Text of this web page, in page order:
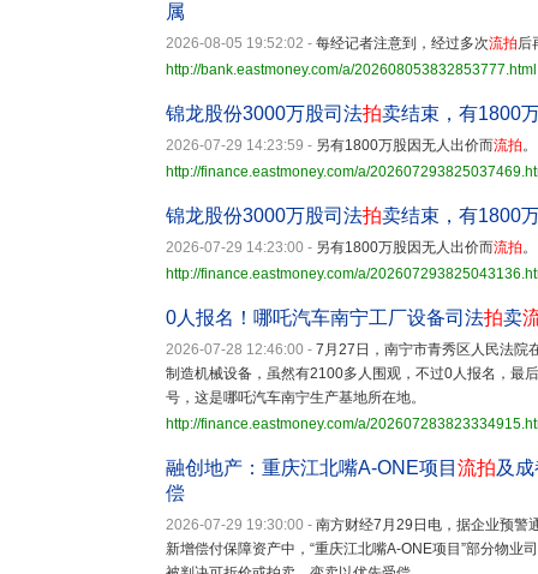
属
2026-08-05 19:52:02 - 每经记者注意到，经过多次流拍后
http://bank.eastmoney.com/a/202608053832853777.html
锦龙股份3000万股司法拍卖结束，有1800
2026-07-29 14:23:59 - 另有1800万股因无人出价而流拍。
http://finance.eastmoney.com/a/
锦龙股份3000万股司法拍卖结束，有1800
2026-07-29 14:23:00 - 另有1800万股因无人出价而流拍。
http://finance.eastmoney.com/a/
0人报名！哪吒汽车南宁工厂设备司法拍卖
2026-07-28 12:46:00 - 7月27日，南宁市青秀区人民法院
制造机械设备，虽然有2100多人围观，不过0人报名，最
号，这是哪吒汽车南宁生产基地所在地。
http://finance.eastmoney.com/a/
融创地产：重庆江北嘴A-ONE项目 流拍及
偿
2026-07-29 19:30:00 - 南方财经7月29日电，据企业预警
新增偿付保障资产中，“重庆江北嘴A-ONE项目”部分物业